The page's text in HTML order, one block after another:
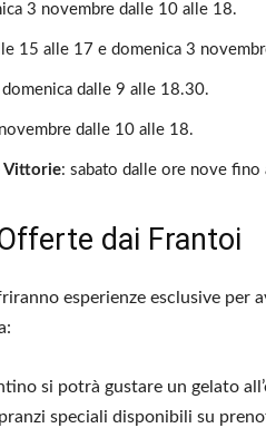
3 novembre dalle 10 alle 18.
15 alle 17 e domenica 3
domenica dalle 9 alle 18.30.
dalle 10 alle 18.
Vittorie: sabato dalle ore nove
dai Frantoi
esperienze esclusive per
si potrà gustare un gelato
speciali disponibili su